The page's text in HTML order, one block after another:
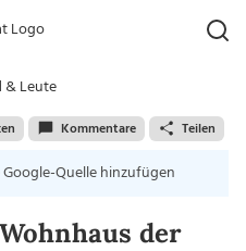
& Leute
Kommentare Teilen
Quelle hinzufügen
der